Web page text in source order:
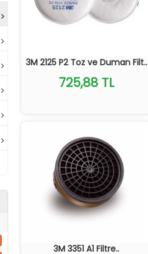
3M 2125 P2 Toz ve Duman Filt..
725,88 TL
3M 3351 A1 Filtre..